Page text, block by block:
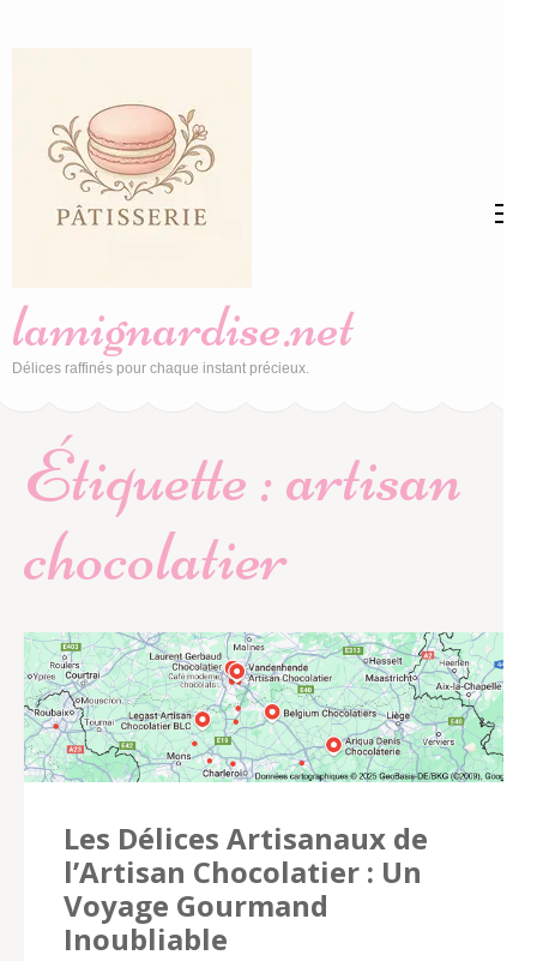
(Pressez
Entrée)
lamignardise.net
Délices raffinés pour chaque instant précieux.
Étiquette :artisan
chocolatier
Les Délices Artisanaux de
l’Artisan Chocolatier : Un
Voyage Gourmand
Inoubliable